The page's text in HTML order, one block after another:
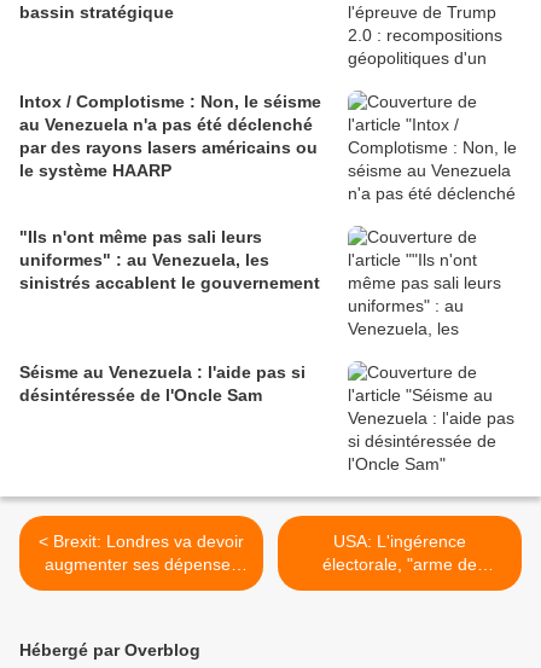
bassin stratégique
Intox / Complotisme : Non, le séisme
au Venezuela n'a pas été déclenché
par des rayons lasers américains ou
le système HAARP
"Ils n'ont même pas sali leurs
uniformes" : au Venezuela, les
sinistrés accablent le gouvernement
Séisme au Venezuela : l'aide pas si
désintéressée de l'Oncle Sam
< Brexit: Londres va devoir
augmenter ses dépenses
de défense, estime un ex-
USA: L'ingérence
électorale, "arme de
prédilection" pour Moscou,
Hébergé par Overblog